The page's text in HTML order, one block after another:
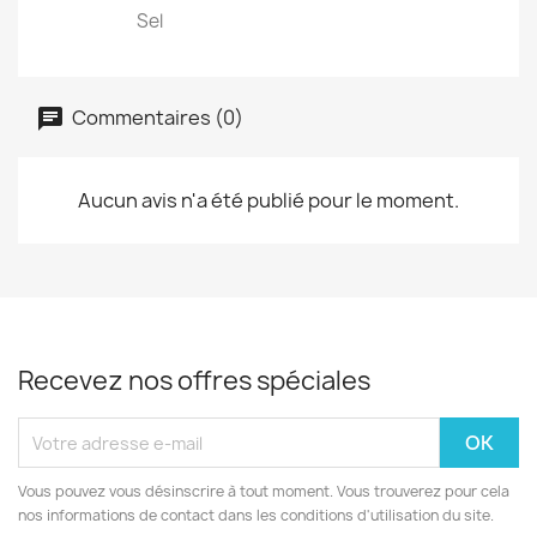
Sel
Commentaires (0)
Aucun avis n'a été publié pour le moment.
Recevez nos offres spéciales
Vous pouvez vous désinscrire à tout moment. Vous trouverez pour cela
nos informations de contact dans les conditions d'utilisation du site.